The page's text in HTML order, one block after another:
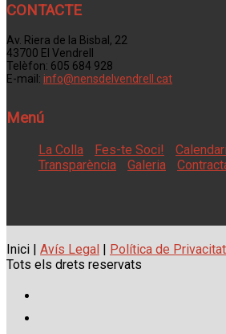
CONTACTE
Av. Riera de la Bisbal, 22
43700 El Vendrell
Telèfon: 605 684 928
E-mail: info@nensdelvendrell.cat
Menú
La Colla Fes-te Soci! Calendari
Transparència
Galeria
Inici | Avís Legal | Política de Privacitat
Tots els drets reservats